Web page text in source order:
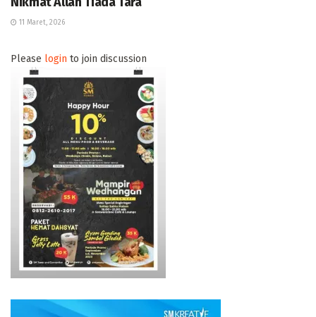
11 Maret, 2026
Please login to join discussion